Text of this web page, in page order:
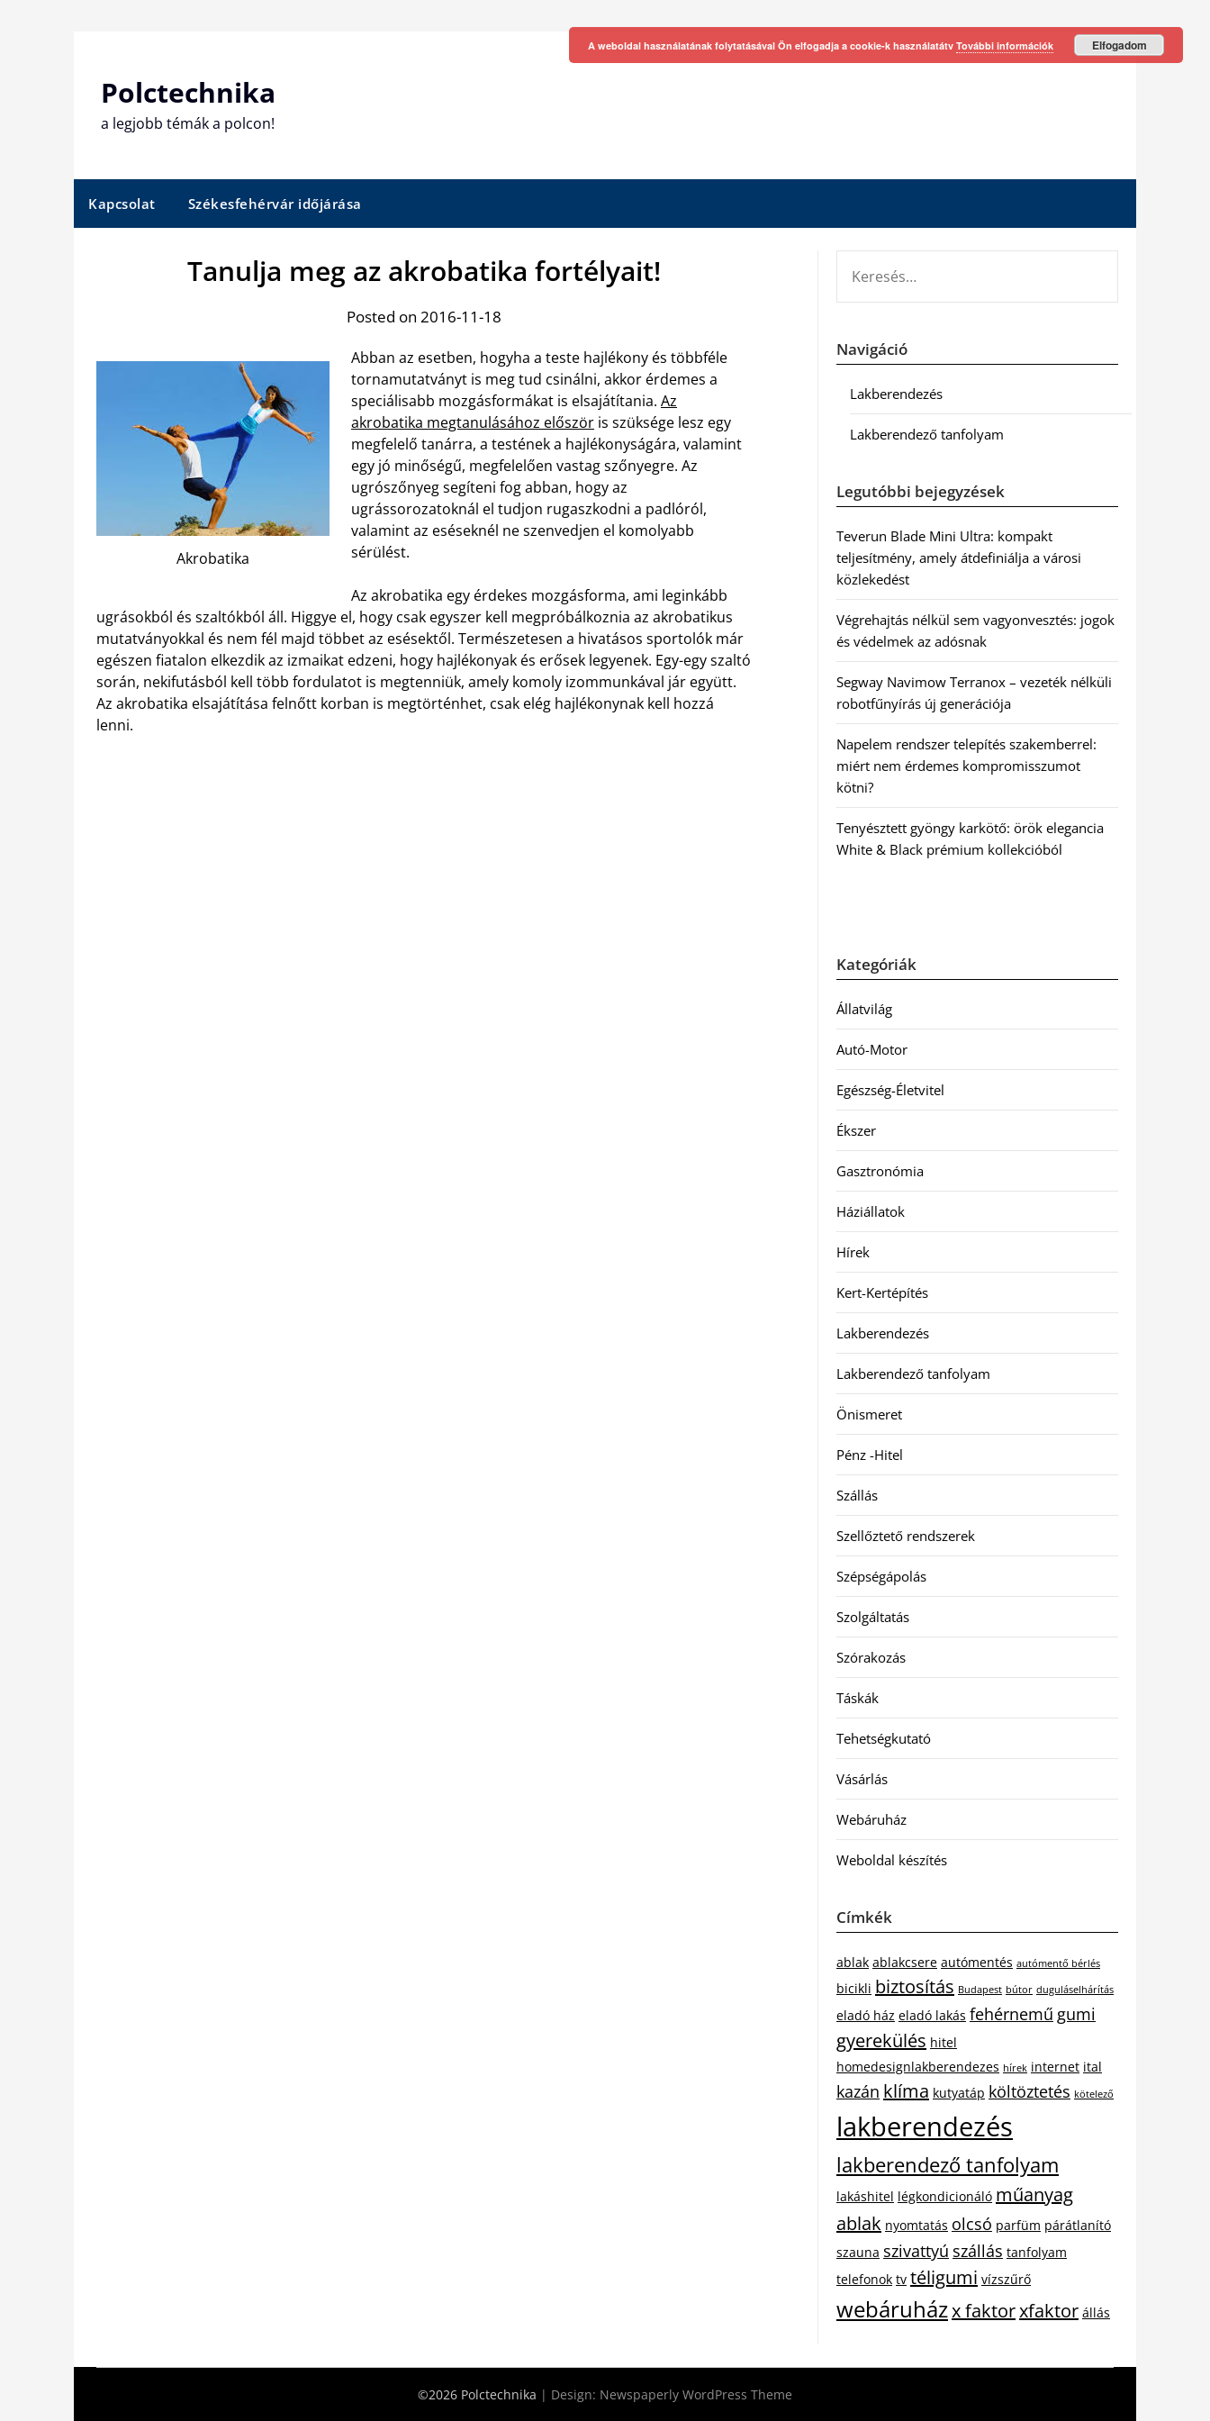
Polctechnika
a legjobb témák a polcon!
Kapcsolat Székesfehérvár időjárása
Tanulja meg az akrobatika fortélyait!
Posted on 2016-11-18
Akrobatika
Abban az esetben, hogyha a teste hajlékony és többféle
tornamutatványt is meg tud csinálni, akkor érdemes a
speciálisabb mozgásformákat is elsajátítania. Az
akrobatika megtanulásához először is szüksége lesz egy
megfelelő tanárra, a testének a hajlékonyságára, valamint
egy jó minőségű, megfelelően vastag szőnyegre. Az
ugrószőnyeg segíteni fog abban, hogy az
ugrássorozatoknál el tudjon rugaszkodni a padlóról,
valamint az eséseknél ne szenvedjen el komolyabb
sérülést.
Az akrobatika egy érdekes mozgásforma, ami leginkább
ugrásokból és szaltókból áll. Higgye el, hogy csak egyszer kell megpróbálkoznia az akrobatikus
mutatványokkal és nem fél majd többet az esésektől. Természetesen a hivatásos sportolók már
egészen fiatalon elkezdik az izmaikat edzeni, hogy hajlékonyak és erősek legyenek. Egy-egy szaltó
során, nekifutásból kell több fordulatot is megtenniük, amely komoly izommunkával jár együtt.
Az akrobatika elsajátítása felnőtt korban is megtörténhet, csak elég hajlékonynak kell hozzá
lenni.
Navigáció
Lakberendezés
Lakberendező tanfolyam
Legutóbbi bejegyzések
Teverun Blade Mini Ultra: kompakt
teljesítmény, amely átdefiniálja a városi
közlekedést
Végrehajtás nélkül sem vagyonvesztés: jogok
és védelmek az adósnak
Segway Navimow Terranox – vezeték nélküli
robotfűnyírás új generációja
Napelem rendszer telepítés szakemberrel:
miért nem érdemes kompromisszumot
kötni?
Tenyésztett gyöngy karkötő: örök elegancia
White & Black prémium kollekcióból
Kategóriák
Állatvilág
Autó-Motor
Egészség-Életvitel
Ékszer
Gasztronómia
Háziállatok
Hírek
Kert-Kertépítés
Lakberendezés
Lakberendező tanfolyam
Önismeret
Pénz -Hitel
Szállás
Szellőztető rendszerek
Szépségápolás
Szolgáltatás
Szórakozás
Táskák
Tehetségkutató
Vásárlás
Webáruház
Weboldal készítés
Címkék
ablak ablakcsere autómentés autómentő bérlés
bicikli biztosítás Budapest bútor duguláselhárítás
eladó ház eladó lakás fehérnemű gumi
gyerekülés hitel
homedesignlakberendezes hírek internet ital
kazán klíma kutyatáp költöztetés kötelező
lakberendezés
lakberendező tanfolyam
lakáshitel légkondicionáló műanyag
ablak nyomtatás olcsó parfüm párátlanító
szauna szivattyú szállás tanfolyam
telefonok tv téligumi vízszűrő
webáruházx faktorxfaktor állás
©2026 Polctechnika | Design: Newspaperly WordPress Theme
A weboldal használatának folytatásával Ön elfogadja a cookie-k használatátv További információk Elfogadom